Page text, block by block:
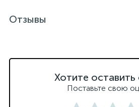
Отзывы
Хотите оставить
Поставьте свою